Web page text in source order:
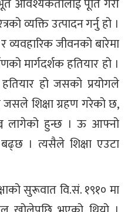
आवश्यकतालाई पूर्ति गरी
व्यक्ति उत्पादन गर्नु हो ।
व्यवहारिक जीवनको बारेमा
मार्गदर्शक हतियार हो ।
हतियार हो जसको प्रयोगले
शिक्षा ग्रहण गरेको छ,
लागेको हुन्छ । ऊ आफ्नो
। त्यसैले शिक्षा एउटा
सुरूवात वि.सं. १९१० मा